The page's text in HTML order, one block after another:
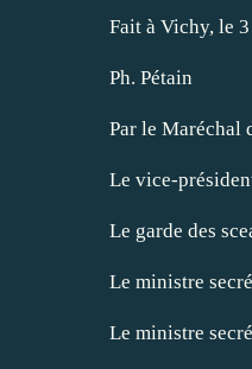
Fait à Vichy, le
Ph. Pétain
Par le Maréchal
Le vice-
Le garde des
Le ministre
Le ministre